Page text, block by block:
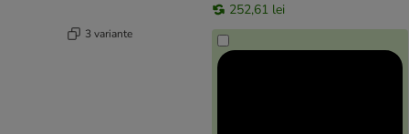
3 variante
252,61 lei